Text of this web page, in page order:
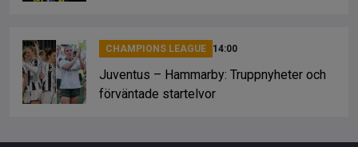
CHAMPIONS LEAGUE 14:00
Juventus – Hammarby: Truppnyheter och
förväntade startelvor